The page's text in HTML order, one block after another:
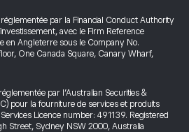
par la Financial Conduct Authority
avec le Firm Reference
en Angleterre sous le Company No.
One Canada Square, Canary Wharf,
par l’Australian Securities &
pour la fourniture de services et produits
Licence number: 491139. Registered
Street, Sydney NSW 2000, Australia